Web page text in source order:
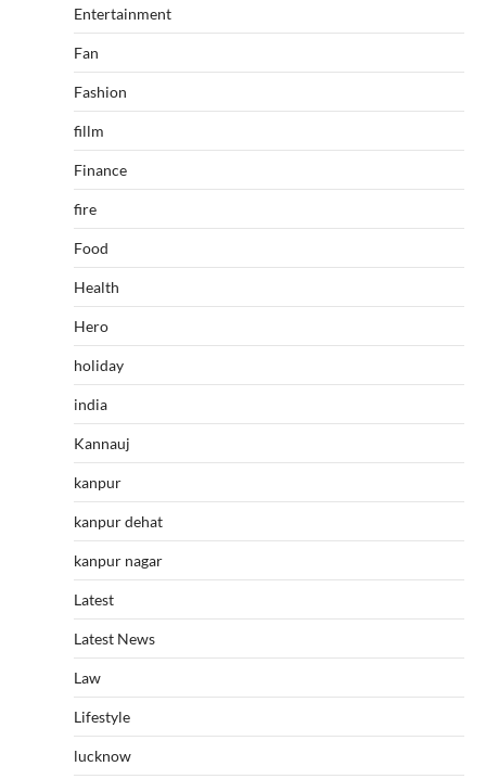
Entertainment
Fan
Fashion
fillm
Finance
fire
Food
Health
Hero
holiday
india
Kannauj
kanpur
kanpur dehat
kanpur nagar
Latest
Latest News
Law
Lifestyle
lucknow